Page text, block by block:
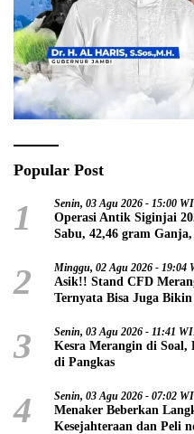
Popular Post
1 Senin, 03 Agu 2026 - 15:00
Operasi Antik Siginjai
Sabu, 42,46 gram
2 Minggu, 02 Agu 2026 - 19:04
Asik!! Stand CFD
Ternyata Bisa Juga Bikin
3 Senin, 03 Agu 2026 - 11:41
Kesra Merangin di Soal,
di Pangkas
4 Senin, 03 Agu 2026 - 07:02
Menaker Beberkan
Kesejahteraan dan Peli